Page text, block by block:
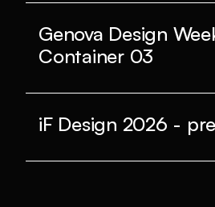
Genova Design
Container 03
iF Design 2026 -